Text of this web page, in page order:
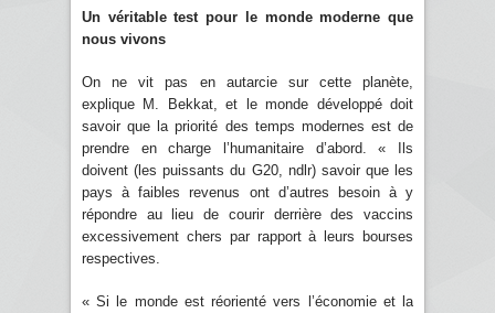
Un véritable test pour le monde moderne que
nous vivons
On ne vit pas en autarcie sur cette planète,
explique M. Bekkat, et le monde développé doit
savoir que la priorité des temps modernes est de
prendre en charge l’humanitaire d’abord. « Ils
doivent (les puissants du G20, ndlr) savoir que les
pays à faibles revenus ont d’autres besoin à y
répondre au lieu de courir derrière des vaccins
excessivement chers par rapport à leurs bourses
respectives.
« Si le monde est réorienté vers l’économie et la